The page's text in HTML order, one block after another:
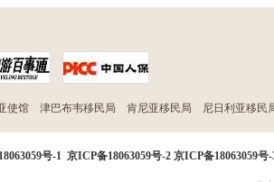
使馆 津巴布韦移民局 肯尼亚移民局 尼日利亚移民
号-1 京ICP备18063059号-2 京ICP备18063059号-